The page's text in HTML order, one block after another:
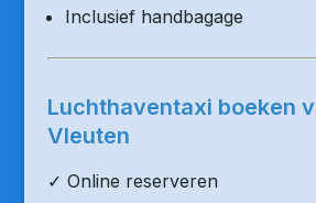
Inclusief handbagage
Luchthaventaxi boeken
Vleuten
✓ Online reserveren